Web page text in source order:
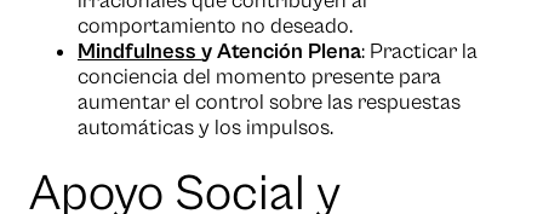
comportamiento no deseado.
Mindfulness y Atención Plena: Practicar la
conciencia del momento presente para
aumentar el control sobre las respuestas
automáticas y los impulsos.
Apoyo Social y